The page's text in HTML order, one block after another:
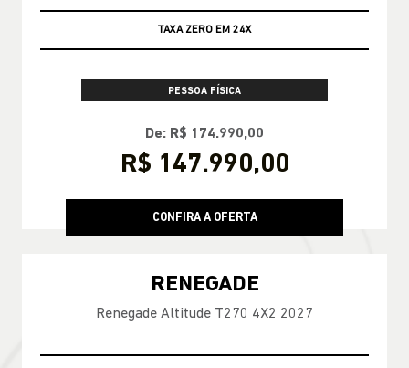
TAXA ZERO EM 24X
PESSOA FÍSICA
De: R$ 174.990,00
R$ 147.990,00
CONFIRA A OFERTA
RENEGADE
Renegade Altitude T270 4X2 2027